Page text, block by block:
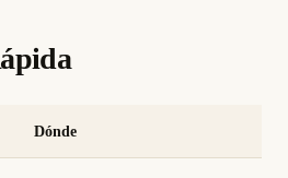
Dónde